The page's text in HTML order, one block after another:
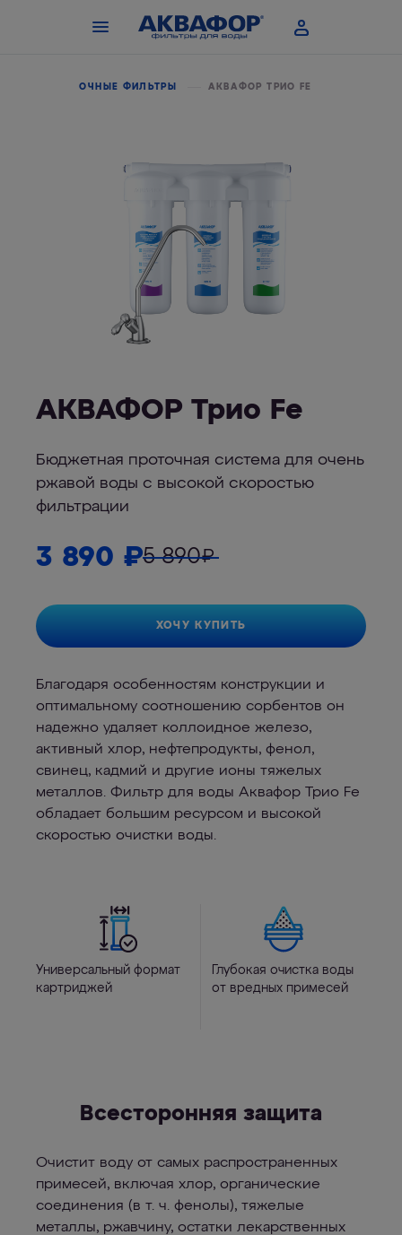
ПРОТОЧНЫЕ ФИЛЬТРЫ АКВАФОР ТРИО FE
АКВАФОР Трио Fe
Бюджетная проточная система для очень
ржавой воды с высокой скоростью
фильтрации
3 890 ₽5 890₽
ХОЧУ КУПИТЬ
Благодаря особенностям конструкции и
оптимальному соотношению сорбентов он
надежно удаляет коллоидное железо,
активный хлор, нефтепродукты, фенол,
свинец, кадмий и другие ионы тяжелых
металлов. Фильтр для воды Аквафор Трио Fe
обладает большим ресурсом и высокой
скоростью очистки воды.
Универсальный формат
картриджей
Глубокая очистка воды
от вредных примесей
Всесторонняя защита
Очистит воду от самых распространенных
примесей, включая хлор, органические
соединения (в т. ч. фенолы), тяжелые
металлы, ржавчину, остатки лекарственных